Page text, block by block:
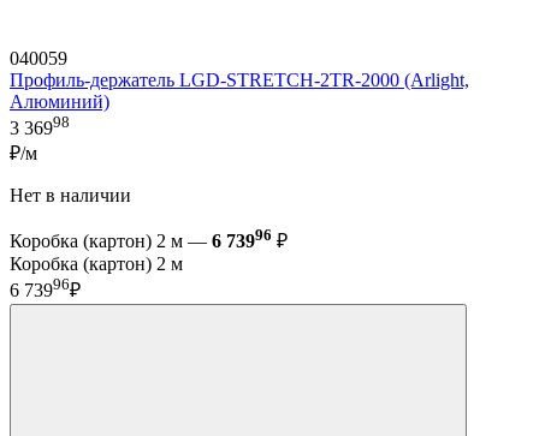
040059
Профиль-держатель LGD-STRETCH-2TR-2000 (Arlight,
Алюминий)
3 36998
₽/м
Нет в наличии
Коробка (картон) 2 м — 6 73996 ₽
Коробка (картон) 2 м
6 73996₽